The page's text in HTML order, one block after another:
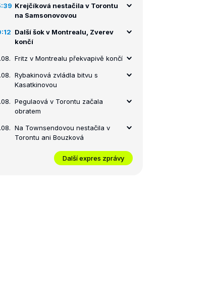
Krejčíková nestačila v Torontu
na Samsonovovou
Další šok v Montrealu, Zverev
končí
Fritz v Montrealu překvapivě končí
Rybakinová zvládla bitvu s
Kasatkinovou
Pegulaová v Torontu začala
obratem
Na Townsendovou nestačila v
Torontu ani Bouzková
Další expres zprávy